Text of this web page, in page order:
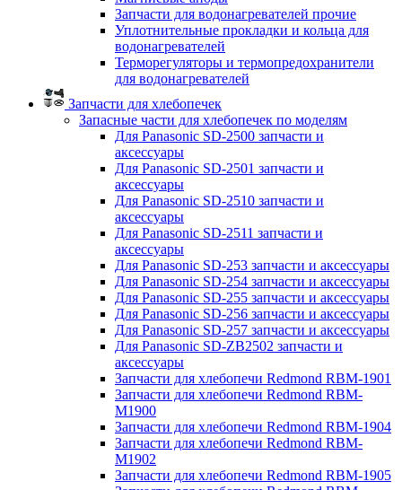
Запчасти для водонагревателей прочие
Уплотнительные прокладки и кольца для
водонагревателей
Терморегуляторы и термопредохранители
для водонагревателей
Запчасти для хлебопечек
Запасные части для хлебопечек по моделям
Для Panasonic SD-2500 запчасти и
аксессуары
Для Panasonic SD-2501 запчасти и
аксессуары
Для Panasonic SD-2510 запчасти и
аксессуары
Для Panasonic SD-2511 запчасти и
аксессуары
Для Panasonic SD-253 запчасти и аксессуары
Для Panasonic SD-254 запчасти и аксессуары
Для Panasonic SD-255 запчасти и аксессуары
Для Panasonic SD-256 запчасти и аксессуары
Для Panasonic SD-257 запчасти и аксессуары
Для Panasonic SD-ZB2502 запчасти и
аксессуары
Запчасти для хлебопечи Redmond RBM-1901
Запчасти для хлебопечи Redmond RBM-
M1900
Запчасти для хлебопечи Redmond RBM-1904
Запчасти для хлебопечи Redmond RBM-
M1902
Запчасти для хлебопечи Redmond RBM-1905